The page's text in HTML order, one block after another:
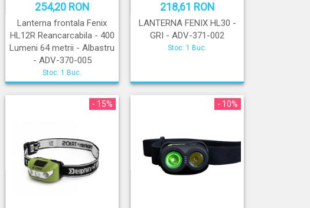
254,20 RON
Lanterna frontala Fenix
HL12R Reancarcabila - 400
Lumeni 64 metrii - Albastru
- ADV-370-005
Stoc: 1 Buc.
218,61 RON
LANTERNA FENIX HL30 -
GRI - ADV-371-002
Stoc: 1 Buc.
- 15% - 10%